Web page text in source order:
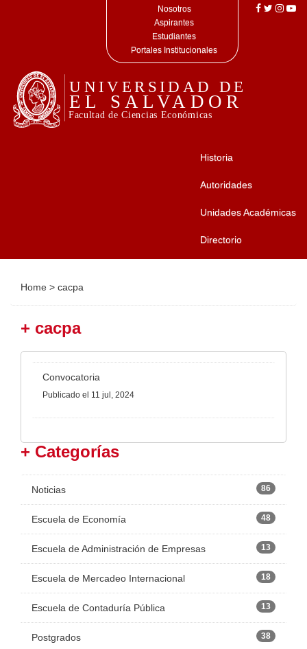
Nosotros
Aspirantes
Estudiantes
Portales Institucionales
Historia
Autoridades
Unidades Académicas
Directorio
Home > cacpa
+ cacpa
Convocatoria
Publicado el 11 jul, 2024
+ Categorías
Noticias 86
Escuela de Economía 48
Escuela de Administración de Empresas 13
Escuela de Mercadeo Internacional 18
Escuela de Contaduría Pública 13
Postgrados 38